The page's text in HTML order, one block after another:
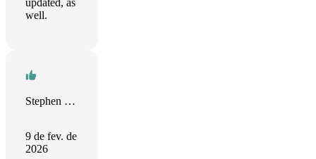
updated, as
well.
Stephen Miller
9 de fev. de
2026